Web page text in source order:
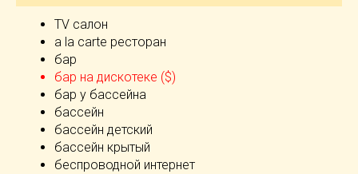
TV салон
а la carte ресторан
бар
бар на дискотеке ($)
бар у бассейна
бассейн
бассейн детский
бассейн крытый
беспроводной интернет